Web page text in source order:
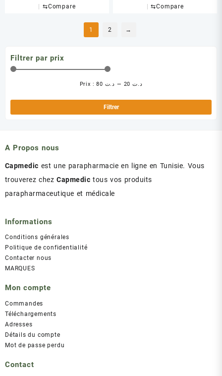
⇆Compare ⇆Compare
1 2 →
Filtrer par prix
min
Filtrer
Prix : د.ت 20 — د.ت 80
A Propos nous
Capmedic est une parapharmacie en ligne en Tunisie. Vous
trouverez chezCapmedic tous vos produits
parapharmaceutique et médicale
Informations
Conditions générales
Politique de confidentialité
Contacter nous
MARQUES
Mon compte
Commandes
Téléchargements
Adresses
Détails du compte
Mot de passe perdu
Contact